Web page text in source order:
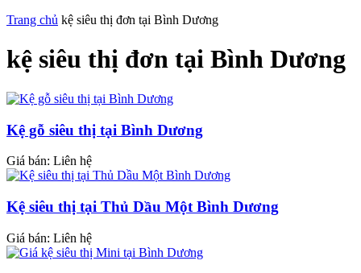
Trang chủ kệ siêu thị đơn tại Bình Dương
kệ siêu thị đơn tại Bình Dương
Kệ gỗ siêu thị tại Bình Dương
Giá bán: Liên hệ
Kệ siêu thị tại Thủ Dầu Một Bình Dương
Giá bán: Liên hệ